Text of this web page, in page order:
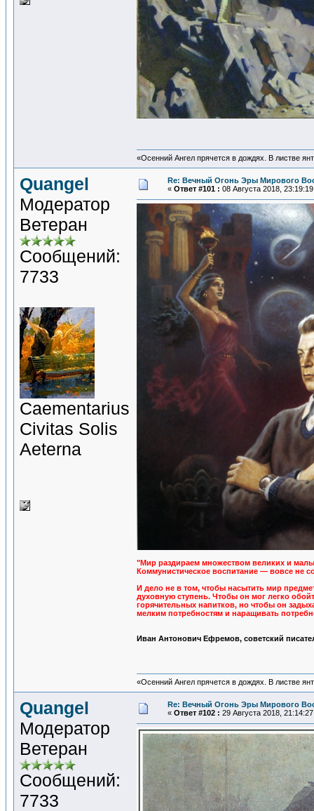
«Осенний Ангел прячется в дождях. В листве
Quangel
Модератор
Ветеран
Сообщений:
7733
Сaementarius
Civitas Solis
Aeterna
Re: Вечный Огонь Эры Мирового
« Ответ #101 : 08 Августа 2018,
"Мир раздираем множеством великих и
Коммунистическое воспитание — вовсе не
И дело не в том, чтобы насытить мир
духовную ступень. Чтобы он мог легко
горячительных напитков, но чтобы он
мелким потребностям и наращивать
Иван Антонович Ефремов, советский
«Осенний Ангел прячется в дождях. В листве
Quangel
Модератор
Ветеран
Сообщений:
7733
Re: Вечный Огонь Эры Мирового
« Ответ #102 : 29 Августа 2018,